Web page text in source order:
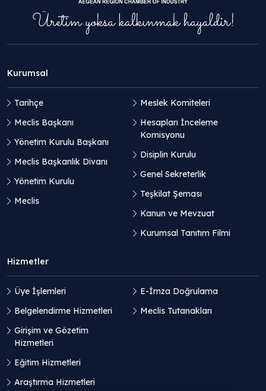
Kurumsal
Tarihçe
Meclis Başkanı
Yönetim Kurulu Başkanı
Meclis Başkanlık Divanı
Yönetim Kurulu
Meclis
Meslek Komiteleri
Hesapları İnceleme
Komisyonu
Disiplin Kurulu
Genel Sekreterlik
Teşkilat Şeması
Kanun ve Mevzuat
Kurumsal Tanıtım Filmi
Hizmetler
Üye İşlemleri
Belgelendirme Hizmetleri
Girişim ve Gözetim
Hizmetleri
Eğitim Hizmetleri
Araştırma Hizmetleri
E-İmza Doğrulama
Meclis Tutanakları